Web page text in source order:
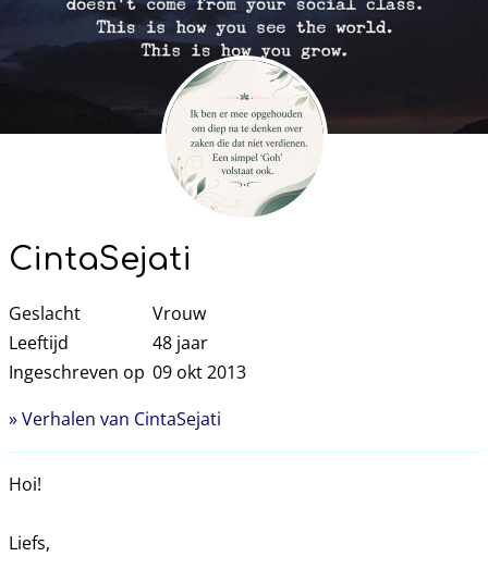
CintaSejati
Geslacht
Vrouw
Leeftijd
48 jaar
Ingeschreven op 09 okt 2013
» Verhalen van CintaSejati
Hoi!
Liefs,